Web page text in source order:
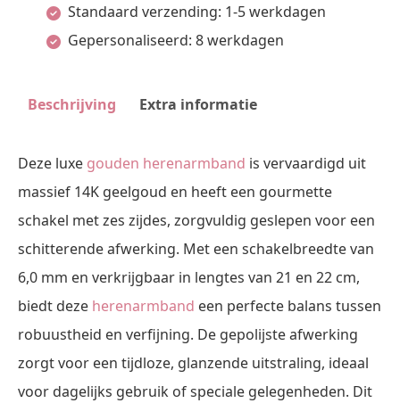
geslepen
mm
Massief
14K
geelgoud
aantal
Standaard verzending: 1-5 werkdagen
Gepersonaliseerd: 8 werkdagen
Beschrijving Extra informatie
Deze luxe gouden herenarmband is vervaardigd uit
massief 14K geelgoud en heeft een gourmette
schakel met zes zijdes, zorgvuldig geslepen voor een
schitterende afwerking. Met een schakelbreedte van
6,0 mm en verkrijgbaar in lengtes van 21 en 22 cm,
biedt deze herenarmband een perfecte balans tussen
robuustheid en verfijning. De gepolijste afwerking
zorgt voor een tijdloze, glanzende uitstraling, ideaal
voor dagelijks gebruik of speciale gelegenheden. Dit